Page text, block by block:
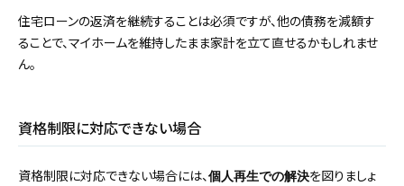
住宅ローンの返済を継続することは必須ですが、他の債務を減額す
ることで、マイホームを維持したまま家計を立て直せるかもしれませ
ん。
資格制限に対応できない場合
資格制限に対応できない場合には、 個人再生での解決を図りましょ